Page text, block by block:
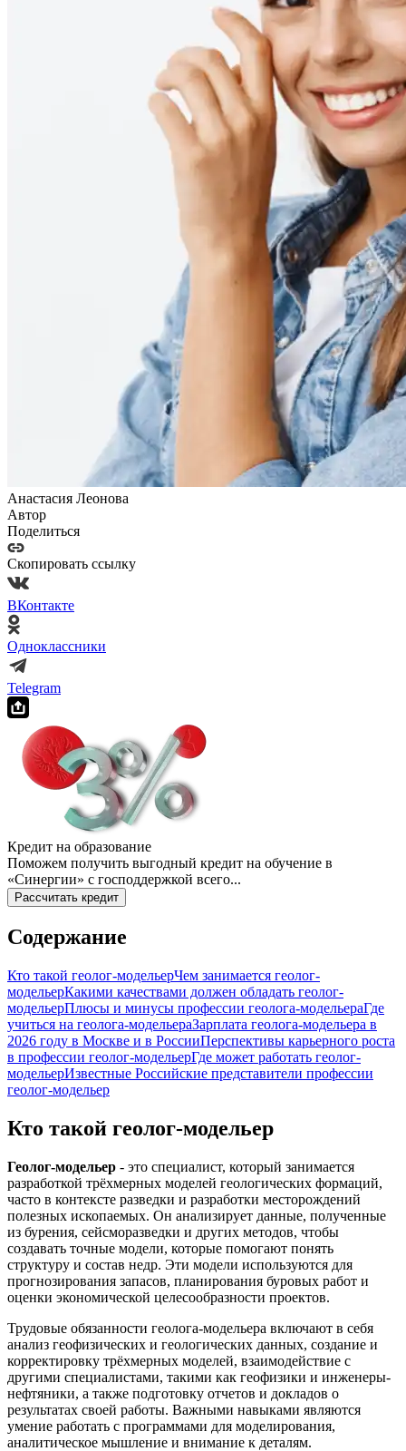
Анастасия Леонова
Автор
Поделиться
Скопировать ссылку
ВКонтакте
Одноклассники
Telegram
Кредит на образование
Поможем получить выгодный кредит на обучение в
«Синергии» с господдержкой всего...
Рассчитать кредит
Содержание
Кто такой геолог-модельерЧем занимается геолог-
модельерКакими качествами должен обладать геолог-
модельерПлюсы и минусы профессии геолога-модельераГде
учиться на геолога-модельераЗарплата геолога-модельера в
2026 году в Москве и в РоссииПерспективы карьерного роста
в профессии геолог-модельерГде может работать геолог-
модельерИзвестные Российские представители профессии
геолог-модельер
Кто такой геолог-модельер
Геолог-модельер - это специалист, который занимается
разработкой трёхмерных моделей геологических формаций,
часто в контексте разведки и разработки месторождений
полезных ископаемых. Он анализирует данные, полученные
из бурения, сейсморазведки и других методов, чтобы
создавать точные модели, которые помогают понять
структуру и состав недр. Эти модели используются для
прогнозирования запасов, планирования буровых работ и
оценки экономической целесообразности проектов.
Трудовые обязанности геолога-модельера включают в себя
анализ геофизических и геологических данных, создание и
корректировку трёхмерных моделей, взаимодействие с
другими специалистами, такими как геофизики и инженеры-
нефтяники, а также подготовку отчетов и докладов о
результатах своей работы. Важными навыками являются
умение работать с программами для моделирования,
аналитическое мышление и внимание к деталям.